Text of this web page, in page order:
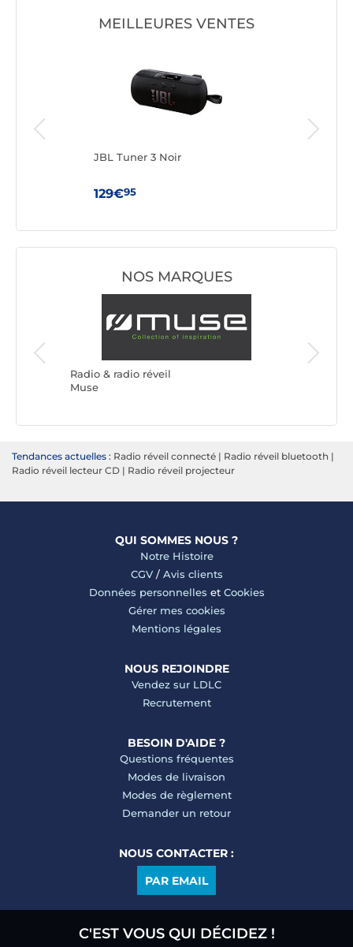
C'EST VOUS QUI DÉCIDEZ !
MEILLEURES VENTES
JBL Tuner 3 Noir
129€95
NOS MARQUES
Radio & radio réveil
Muse
Radio &
Roberts
Tendances actuelles : Radio réveil connecté | Radio réveil bluetooth |
Radio réveil lecteur CD | Radio réveil projecteur
QUI SOMMES NOUS ?
Notre Histoire
CGV/ Avis clients
Données personnelles et Cookies
Gérer mes cookies
Mentions légales
NOUS REJOINDRE
Vendez sur LDLC
Recrutement
BESOIN D'AIDE ?
Questions fréquentes
Modes de livraison
Modes de règlement
Demander un retour
NOUS CONTACTER :
PAR EMAIL